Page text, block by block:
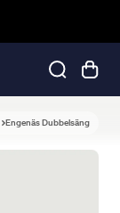
Engenäs Dubbelsäng